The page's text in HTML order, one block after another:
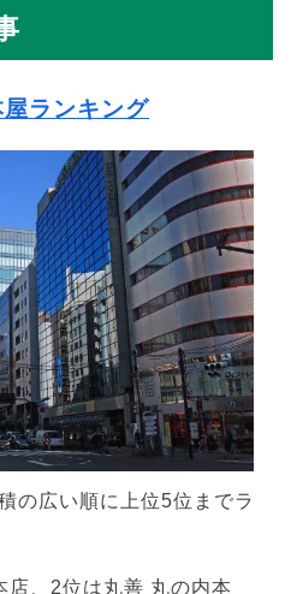
ランキング
の広い順に上位5位までラ
、2位は丸善 丸の内本